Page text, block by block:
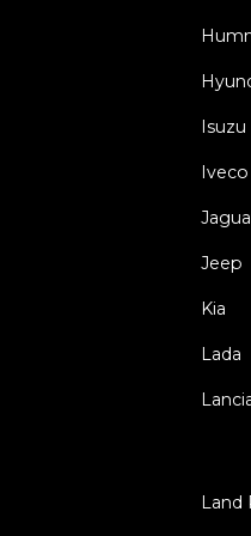
Isuzu
Iveco
Jeep
Kia
Lada
Land